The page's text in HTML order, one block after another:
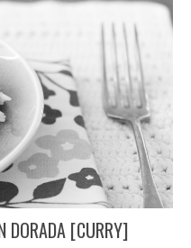
DORADA [CURRY]